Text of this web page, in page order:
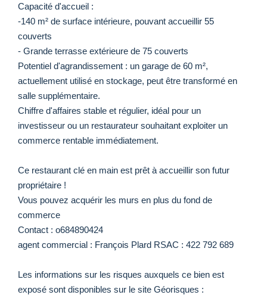
Capacité d'accueil :
-140 m² de surface intérieure, pouvant accueillir 55
couverts
- Grande terrasse extérieure de 75 couverts
Potentiel d'agrandissement : un garage de 60 m²,
actuellement utilisé en stockage, peut être transformé en
salle supplémentaire.
Chiffre d'affaires stable et régulier, idéal pour un
investisseur ou un restaurateur souhaitant exploiter un
commerce rentable immédiatement.
Ce restaurant clé en main est prêt à accueillir son futur
propriétaire !
Vous pouvez acquérir les murs en plus du fond de
commerce
Contact : o684890424
agent commercial : François Plard RSAC : 422 792 689
Les informations sur les risques auxquels ce bien est
exposé sont disponibles sur le site Géorisques :